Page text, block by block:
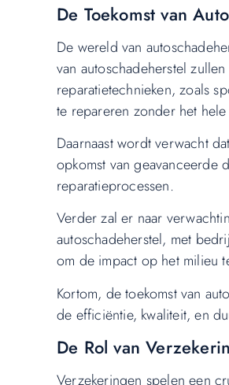
De Toekomst van
De wereld van
van autoschadeherstel
reparatietechnieken, zoals
te repareren zonder het
Daarnaast wordt verwacht
opkomst van geavanceerde
reparatieprocessen.
Verder zal er naar
autoschadeherstel, met
om de impact op het milieu
Kortom, de toekomst van
de efficiëntie, kwaliteit, en
De Rol van
Verzekeringen spelen een